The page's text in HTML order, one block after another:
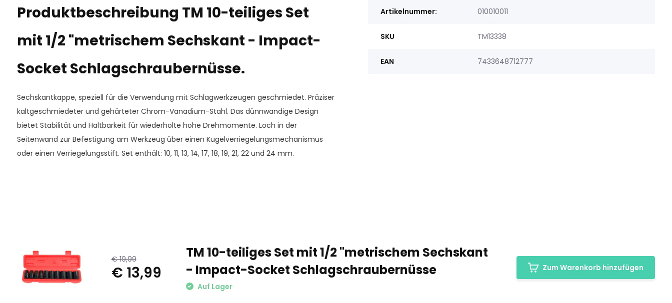
Produktbeschreibung TM 10-teiliges Set
mit 1/2 "metrischem Sechskant - Impact-
Socket Schlagschraubernüsse.
Sechskantkappe, speziell für die Verwendung mit Schlagwerkzeugen geschmiedet. Präziser
kaltgeschmiedeter und gehärteter Chrom-Vanadium-Stahl. Das dünnwandige Design
bietet Stabilität und Haltbarkeit für wiederholte hohe Drehmomente. Loch in der
Seitenwand zur Befestigung am Werkzeug über einen Kugelverriegelungsmechanismus
oder einen Verriegelungsstift. Set enthält: 10, 11, 13, 14, 17, 18, 19, 21, 22 und 24 mm.
Artikelnummer: 010010011
SKU TM13338
EAN 7433648712777
€ 19,99
€ 13,99
TM 10-teiliges Set mit 1/2 "metrischem Sechskant
- Impact-Socket Schlagschraubernüsse
Auf Lager
Zum Warenkorb hinzufügen